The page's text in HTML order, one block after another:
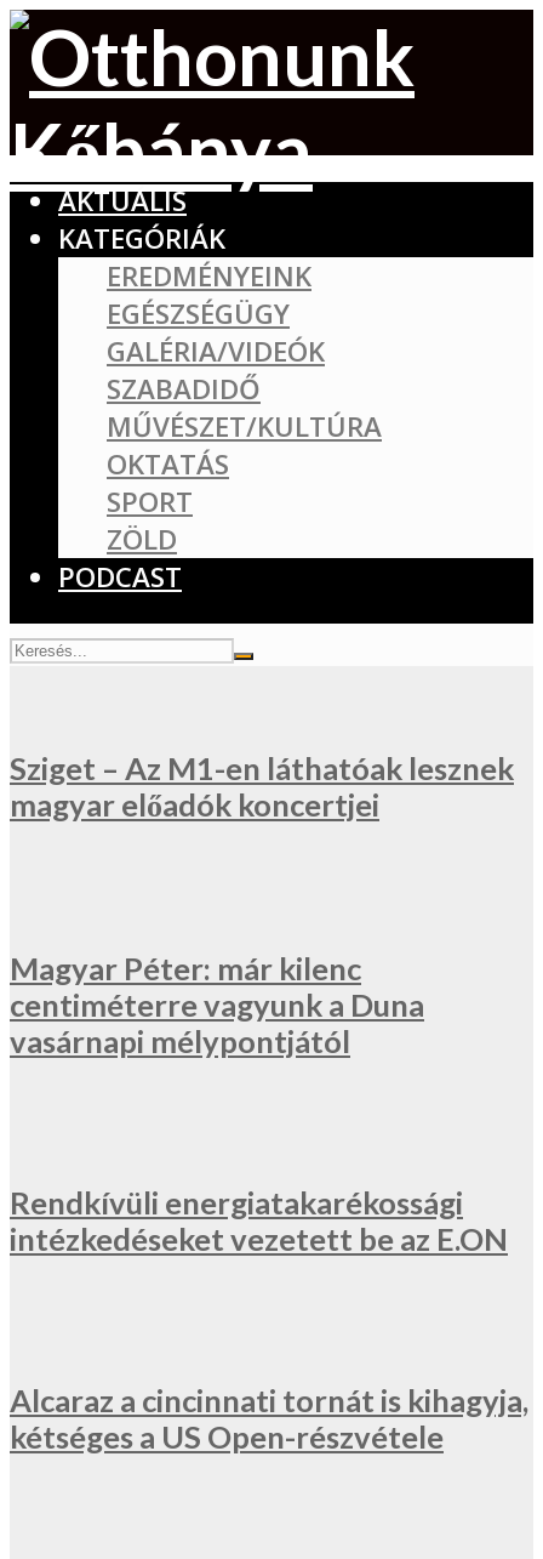
AKTUÁLIS
KATEGÓRIÁK
EREDMÉNYEINK
EGÉSZSÉGÜGY
GALÉRIA/VIDEÓK
SZABADIDŐ
MŰVÉSZET/KULTÚRA
OKTATÁS
SPORT
ZÖLD
PODCAST
Sziget – Az M1-en láthatóak lesznek
magyar előadók koncertjei
Magyar Péter: már kilenc
centiméterre vagyunk a Duna
vasárnapi mélypontjától
Rendkívüli energiatakarékossági
intézkedéseket vezetett be az E.ON
Alcaraz a cincinnati tornát is kihagyja,
kétséges a US Open-részvétele